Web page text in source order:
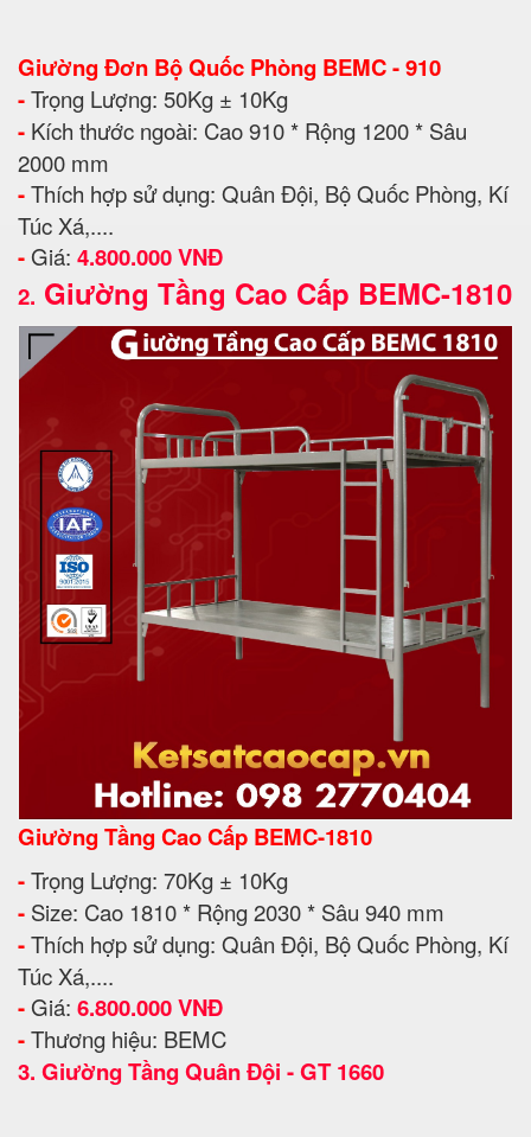
Giường Đơn Bộ Quốc Phòng BEMC - 910
-Trọng Lượng: 50Kg ± 10Kg
- Kích thước ngoài: Cao 910 * Rộng 1200 * Sâu
2000 mm
-Thích hợp sử dụng: Quân Đội, Bộ Quốc Phòng, Kí
Túc Xá,....
- Giá: 4.800.000 VNĐ
2. Giường Tầng Cao Cấp BEMC-1810
Giường Tầng Cao Cấp BEMC-1810
-Trọng Lượng: 70Kg ± 10Kg
- Size: Cao 1810 * Rộng 2030 * Sâu 940 mm
-Thích hợp sử dụng: Quân Đội, Bộ Quốc Phòng, Kí
Túc Xá,....
- Giá: 6.800.000 VNĐ
-Thương hiệu: BEMC
3. Giường Tầng Quân Đội - GT 1660